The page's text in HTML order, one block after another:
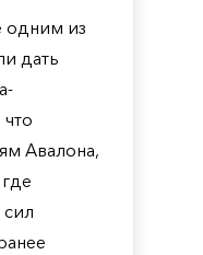
одним из
дать
Авалона,